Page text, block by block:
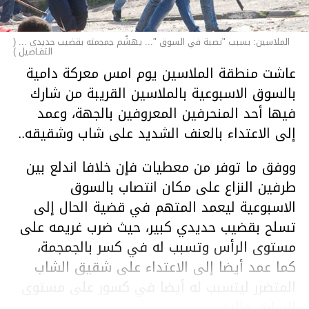
الملاسين: بسبب "نصبة في السوق "... يهشّم جمجمته بقضيب حديدي ... (
التفـاصيل )
عاشت منطقة الملاسين يوم امس معركة دامية
بالسوق الاسبوعية بالملاسين القريبة من شارك
فيها أحد المنحرفين المعروفين بالجهة، وعمد
إلى الاعتداء بالعنف الشديد على شاب وشقيقه..
ووفق ما توفر من معطيات فإن خلافا اندلع بين
طرفين النزاع على مكان انتصاب بالسوق
الاسبوعية ليعمد المتهم في قضية الحال إلى
تسلح بقضيب حديدي كبير، حيث ضرب غريمه على
مستوى الرأس وتسبب له في كسر بالجمجمة،
كما عمد أيضا إلى الاعتداء على شقيق الشاب
المتضرر ليتسبب له أيضا في كسور على مستوى